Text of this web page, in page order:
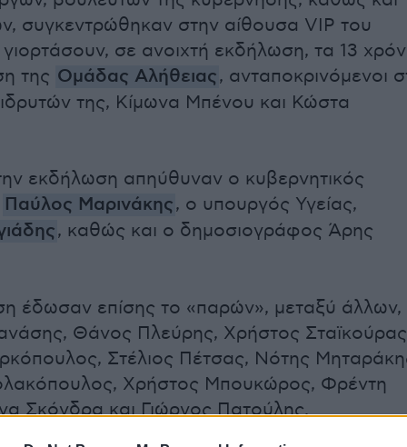
συγκεντρώθηκαν στην αίθουσα VIP του
σε ανοιχτή εκδήλωση, τα 13
της Ομάδας Αλήθειας, ανταποκρινόμενοι
της, Κίμωνα Μπένου και Κώστα
εκδήλωση απηύθυναν ο κυβερνητικός
Παύλος Μαρινάκης, ο υπουργός Υγείας,
, καθώς και ο δημοσιογράφος Άρης
έδωσαν επίσης το «παρών», μεταξύ άλλων,
Θάνος Πλεύρης, Χρήστος
Στέλιος Πέτσας, Νότης
Χρήστος Μπουκώρος, Φρέντη
Σκόνδρα και Γιώργος Πατούλης.